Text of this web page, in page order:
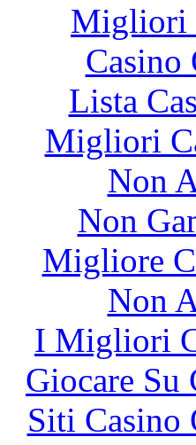
Migliori
Lista
Migliori
Non
Non
Migliore
Non
I Migliori
Giocare Su
Siti Casino